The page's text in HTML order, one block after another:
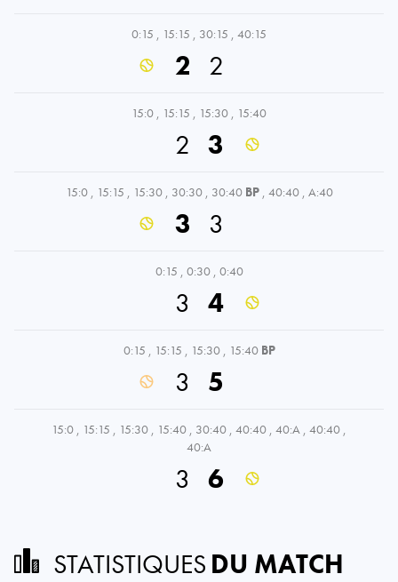
0:15 , 15:15 , 30:15 , 40:15
2 2
15:0 , 15:15 , 15:30 , 15:40
2 3
15:0 , 15:15 , 15:30 , 30:30 , 30:40 BP , 40:40 , A:40
3 3
0:15 , 0:30 , 0:40
3 4
0:15 , 15:15 , 15:30 , 15:40 BP
3 5
15:0 , 15:15 , 15:30 , 15:40 , 30:40 , 40:40 , 40:A , 40:40 ,
40:A
3 6
STATISTIQUES DU MATCH